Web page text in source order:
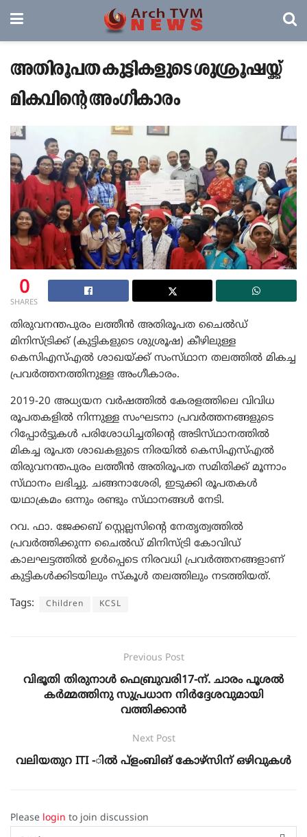
അതിരൂപത കുട്ടികളുടെ ശുശ്രൂഷയ്ക്ക്
മികവിന്റെ അംഗീകാരം
0
SHARES
തിരുവനന്തപുരം ലത്തീൻ അതിരൂപത ചൈൽഡ്
മിനിസ്ട്രിക്ക് (കുട്ടികളുടെ ശുശ്രൂഷ) കീഴിലുള്ള
കെസിഎസ്എൽ ശാഖയ്ക്ക് സംസ്‌ഥാന തലത്തിൽ മികച്ച
പ്രവർത്തനത്തിനുള്ള അംഗീകാരം.
2019-20 അധ്യയന വർഷത്തിൽ കേരളത്തിലെ വിവിധ
രൂപതകളിൽ നിന്നുള്ള സംഘടനാ പ്രവർത്തനങ്ങളുടെ
റിപ്പോർട്ടുകൾ പരിശോധിച്ചതിന്റെ അടിസ്‌ഥാനത്തിൽ
മികച്ച രൂപത ശാഖകളുടെ നിരയിൽ കെസിഎസ്എൽ
തിരുവനന്തപുരം ലത്തീൻ അതിരൂപത സമിതിക്ക് മൂന്നാം
സ്‌ഥാനം ലഭിച്ചു. ചങ്ങനാശേരി, ഇടുക്കി രൂപതകൾ
യഥാക്രമം ഒന്നും രണ്ടും സ്‌ഥാനങ്ങൾ നേടി.
റവ. ഫാ. ജേക്കബ് സ്റ്റെല്ലസിന്റെ നേതൃത്വത്തിൽ
പ്രവർത്തിക്കുന്ന ചൈൽഡ് മിനിസ്ട്രി കോവിഡ്
കാലഘട്ടത്തിൽ ഉൾപ്പെടെ നിരവധി പ്രവർത്തനങ്ങളാണ്
കുട്ടികൾക്കിടയിലും സ്‌കൂൾ തലത്തിലും നടത്തിയത്.
Tags: Children KCSL
Previous Post
വിഭൂതി തിരുനാൾ ഫെബ്രുവരി17-ന്‌. ചാരം പൂശൽ
കർമ്മത്തിനു സുപ്രധാന നിർദ്ദേശവുമായി
വത്തിക്കാൻ
Next Post
വലിയതുറ ITI -ില്‍ പ്ളംബിങ് കോഴ്സിന് ഒഴിവുകള്‍
Please login to join discussion